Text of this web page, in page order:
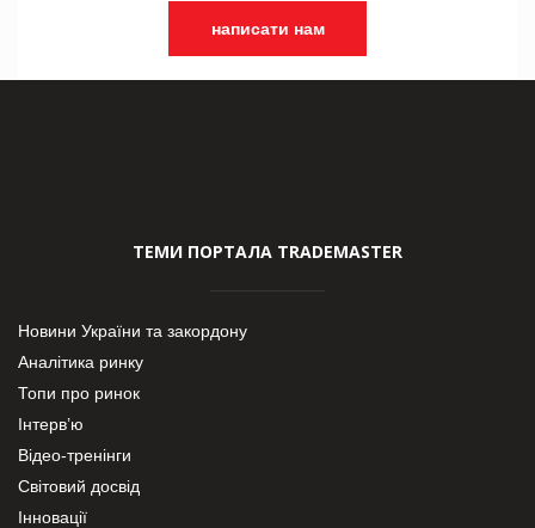
написати нам
ТЕМИ ПОРТАЛА TRADEMASTER
Новини України та закордону
Аналітика ринку
Топи про ринок
Інтерв’ю
Відео-тренінги
Світовий досвід
Інновації